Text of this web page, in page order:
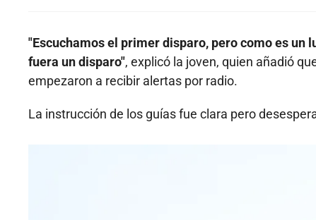
"Escuchamos el primer disparo, pero como es un
fuera un disparo", explicó la joven, quien añadió
empezaron a recibir alertas por radio.
La instrucción de los guías fue clara pero